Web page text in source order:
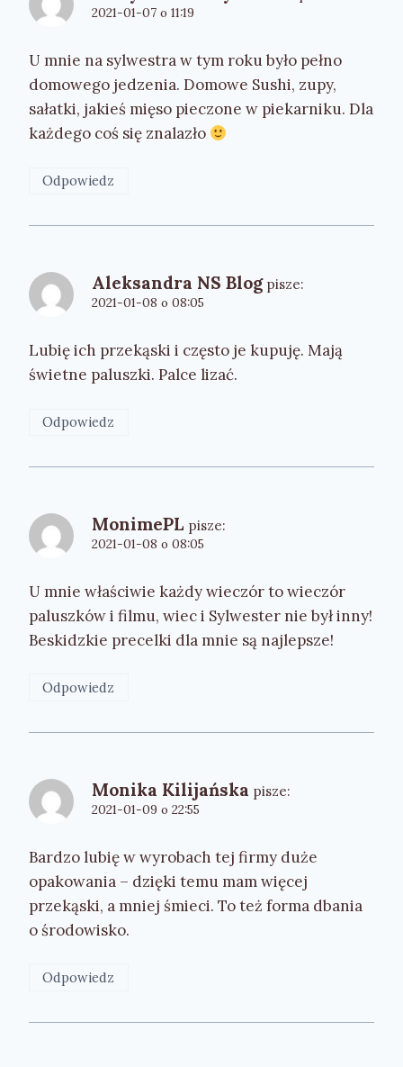
2021-01-07 o 11:19
U mnie na sylwestra w tym roku było pełno
domowego jedzenia. Domowe Sushi, zupy,
sałatki, jakieś mięso pieczone w piekarniku. Dla
każdego coś się znalazło
Odpowiedz
Aleksandra NS Blog pisze:
2021-01-08 o 08:05
Lubię ich przekąski i często je kupuję. Mają
świetne paluszki. Palce lizać.
Odpowiedz
MonimePL pisze:
2021-01-08 o 08:05
U mnie właściwie każdy wieczór to wieczór
paluszków i filmu, wiec i Sylwester nie był inny!
Beskidzkie precelki dla mnie są najlepsze!
Odpowiedz
Monika Kilijańska pisze:
2021-01-09 o 22:55
Bardzo lubię w wyrobach tej firmy duże
opakowania – dzięki temu mam więcej
przekąski, a mniej śmieci. To też forma dbania
o środowisko.
Odpowiedz